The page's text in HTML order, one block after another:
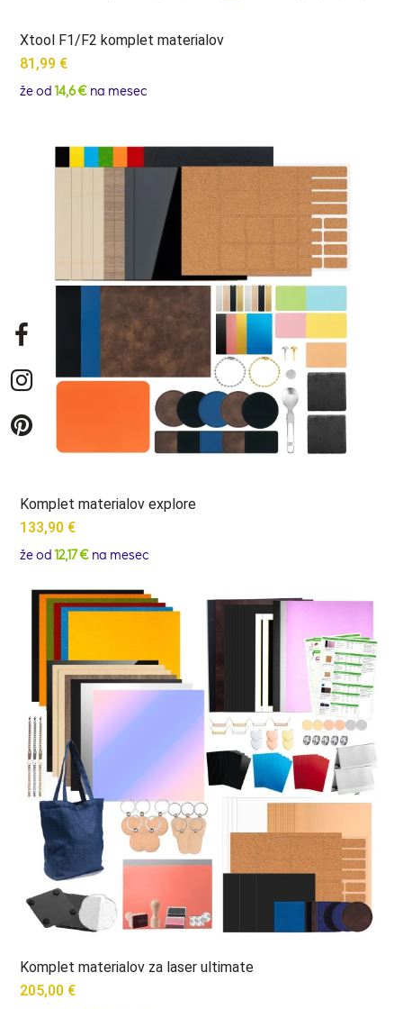
Xtool F1/F2 komplet materialov
81,99 €
že od14,6 € na mesec
Komplet materialov explore
133,90 €
že od12,17 € na mesec
Komplet materialov za laser ultimate
205,00 €